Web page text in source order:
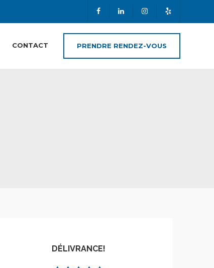
CONTACT PRENDRE RENDEZ-VOUS
DÉLIVRANCE!